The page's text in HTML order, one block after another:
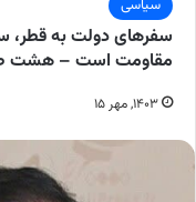
سیاسی
سفرهای دولت به قطر،
مقاومت است – هشت
۱۴۰۳, مهر ۱۵